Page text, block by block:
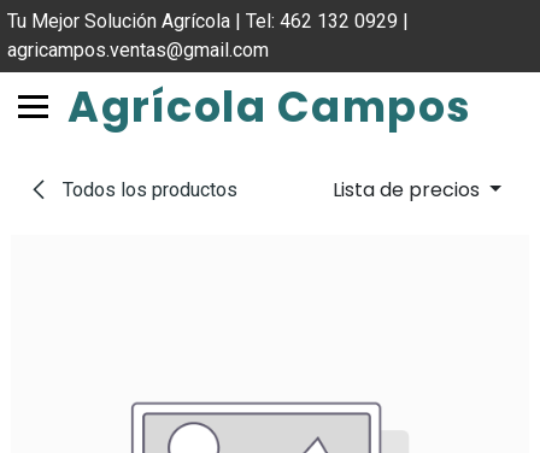
Tu Mejor Solución Agrícola | Tel: 462 132 0929 |
agricampos.ventas@gmail.com
Agrícola Campos
Todos los productos Lista de precios